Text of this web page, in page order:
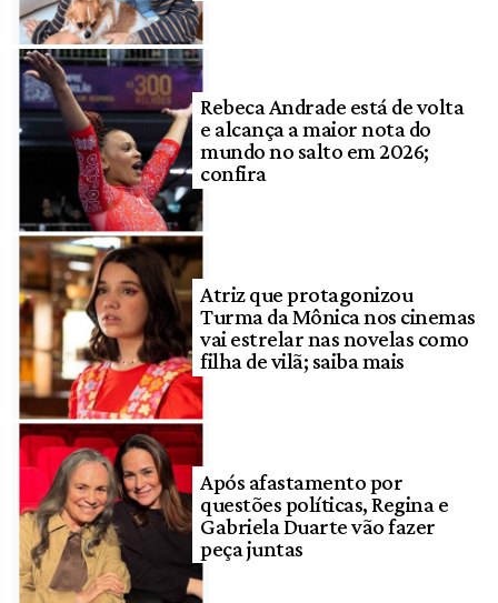
Rebeca Andrade está de volta
e alcança a maior nota do
mundo no salto em 2026;
confira
Atriz que protagonizou
Turma da Mônica nos cinemas
vai estrelar nas novelas como
filha de vilã; saiba mais
Após afastamento por
questões políticas, Regina e
Gabriela Duarte vão fazer
peça juntas